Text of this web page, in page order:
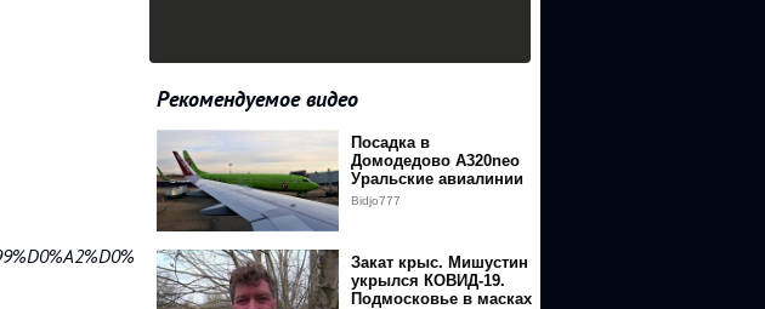
Рекомендуемое видео
Посадка в
Домодедово А320neo
Уральские авиалинии
Bidjo777
Закат крыс. Мишустин
укрылся КОВИД-19.
Подмосковье в масках